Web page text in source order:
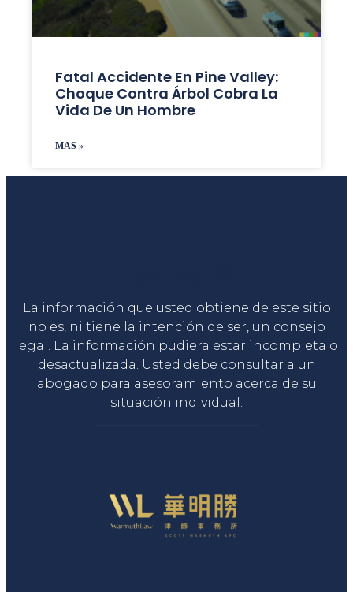
Fatal Accidente En Pine Valley:
Choque Contra Árbol Cobra La
Vida De Un Hombre
MAS »
La información que usted obtiene de este sitio
no es, ni tiene la intención de ser, un consejo
legal. La información pudiera estar incompleta o
desactualizada. Usted debe consultar a un
abogado para asesoramiento acerca de su
situación individual.